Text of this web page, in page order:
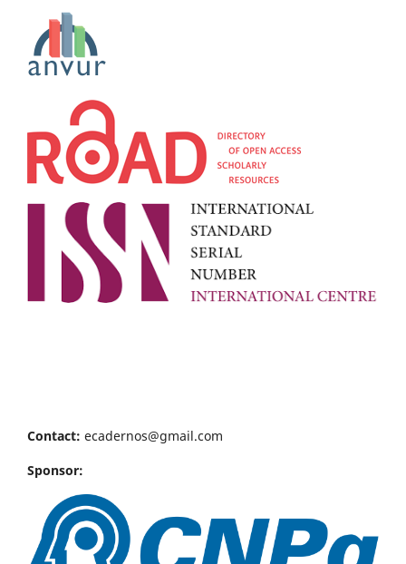
Contact: ecadernos@gmail.com
Sponsor: